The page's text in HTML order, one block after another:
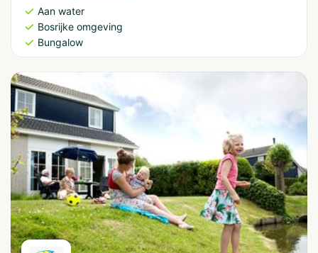
Aan water
Bosrijke omgeving
Bungalow